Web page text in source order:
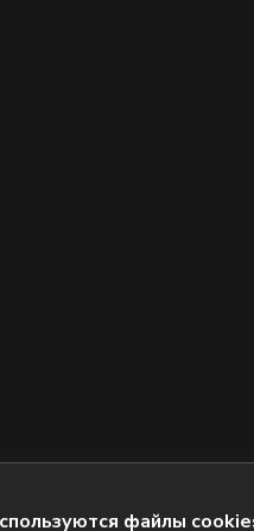
файлы